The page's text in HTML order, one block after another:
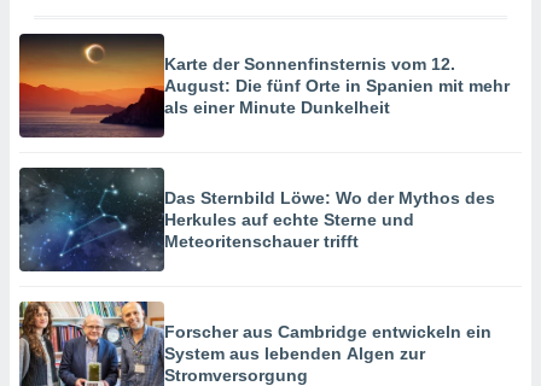
Karte der Sonnenfinsternis vom 12.
August: Die fünf Orte in Spanien mit mehr
als einer Minute Dunkelheit
Das Sternbild Löwe: Wo der Mythos des
Herkules auf echte Sterne und
Meteoritenschauer trifft
Forscher aus Cambridge entwickeln ein
System aus lebenden Algen zur
Stromversorgung